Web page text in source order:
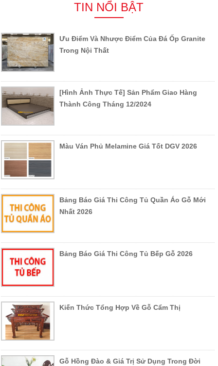
TIN NỔI BẬT
Ưu Điểm Và Nhược Điểm Của Đá Ốp Granite
Trong Nội Thất
[Hình Ảnh Thực Tế] Sản Phẩm Giao Hàng
Thành Công Tháng 12/2024
Màu Ván Phủ Melamine Giá Tốt DGV 2026
Bảng Báo Giá Thi Công Tủ Quần Áo Gỗ Mới
Nhất 2026
Bảng Báo Giá Thi Công Tủ Bếp Gỗ 2026
Kiến Thức Tổng Hợp Về Gỗ Cẩm Thị
Gỗ Hồng Đào & Giá Trị Sử Dụng Trong Đời